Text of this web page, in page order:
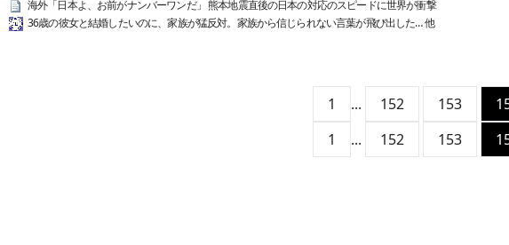
海外「日本よ、お前がナンバーワンだ」 熊本地震直後の日本の対応のスピードに世界が衝撃
36歳の彼女と結婚したいのに、家族が猛反対。家族から信じられない言葉が飛び出した… 他
1 ... 152 153
1
... 152 153